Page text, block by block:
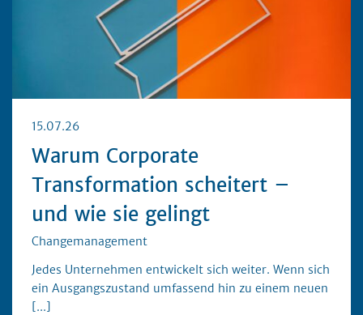
15.07.26
Warum Corporate
Transformation scheitert –
und wie sie gelingt
Changemanagement
Jedes Unternehmen entwickelt sich weiter. Wenn sich
ein Ausgangszustand umfassend hin zu einem neuen
[...]